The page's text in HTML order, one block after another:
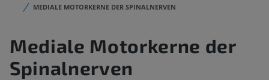
MEDIALE MOTORKERNE DER SPINALNERVEN
Mediale Motorkerne der
Spinalnerven